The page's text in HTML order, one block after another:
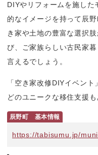
DIYやリフォームを施した
的なイメージを持って辰
き家や土地の豊富な選択
び、ご家族らしい古民家
言えるでしょう。
「空き家改修DIYイベン
どのユニークな移住支援も
辰野町　基本情報
https://tabisumu.jp/